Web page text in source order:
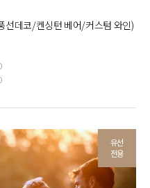
선데코/켄싱턴 베어/커스텀 와인)
유선
전용